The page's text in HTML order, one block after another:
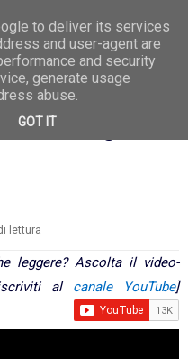
8 Ago
2026
mangiando
lettura
leggere? Ascolta il video-
al canale YouTube]
to deliver its services
and user-agent are
and security
generate usage
abuse.
GOT IT